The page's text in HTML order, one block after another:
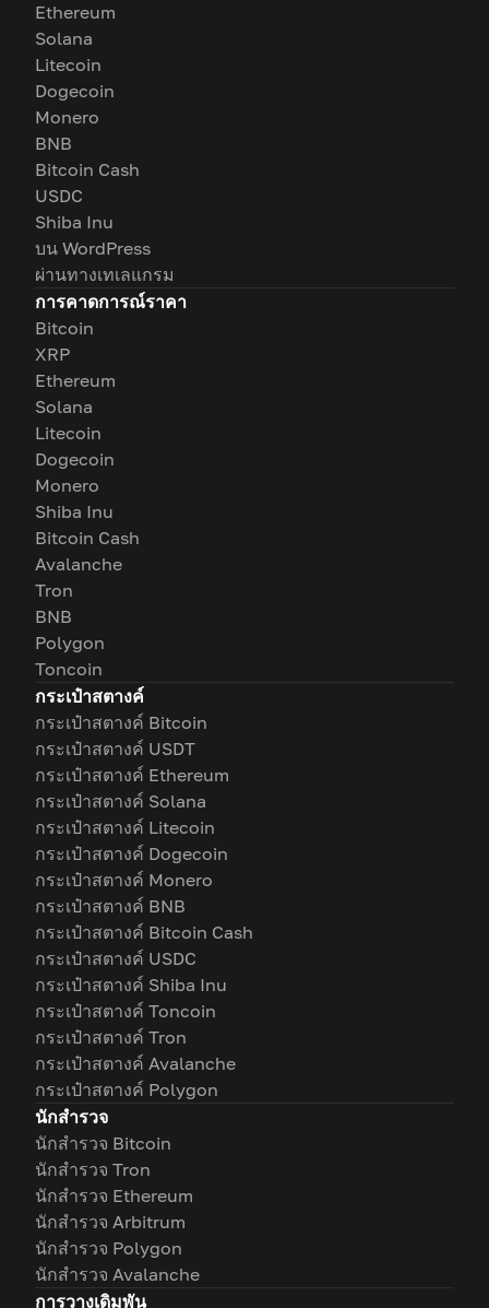
Ethereum
Solana
Litecoin
Dogecoin
Monero
BNB
Bitcoin Cash
USDC
Shiba Inu
บน WordPress
ผ่านทางเทเลแกรม
การคาดการณ์ราคา
Bitcoin
XRP
Ethereum
Solana
Litecoin
Dogecoin
Monero
Shiba Inu
Bitcoin Cash
Avalanche
Tron
BNB
Polygon
Toncoin
กระเป๋าสตางค์
กระเป๋าสตางค์ Bitcoin
กระเป๋าสตางค์ USDT
กระเป๋าสตางค์ Ethereum
กระเป๋าสตางค์ Solana
กระเป๋าสตางค์ Litecoin
กระเป๋าสตางค์ Dogecoin
กระเป๋าสตางค์ Monero
กระเป๋าสตางค์ BNB
กระเป๋าสตางค์ Bitcoin Cash
กระเป๋าสตางค์ USDC
กระเป๋าสตางค์ Shiba Inu
กระเป๋าสตางค์ Toncoin
กระเป๋าสตางค์ Tron
กระเป๋าสตางค์ Avalanche
กระเป๋าสตางค์ Polygon
นักสำรวจ
นักสำรวจ Bitcoin
นักสำรวจ Tron
นักสำรวจ Ethereum
นักสำรวจ Arbitrum
นักสำรวจ Polygon
นักสำรวจ Avalanche
การวางเดิมพัน